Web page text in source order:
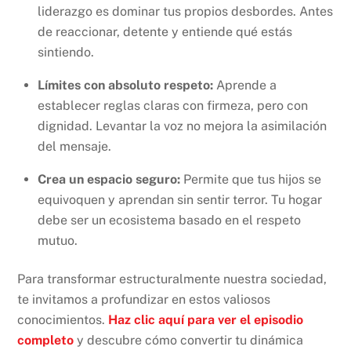
liderazgo es dominar tus propios desbordes. Antes
de reaccionar, detente y entiende qué estás
sintiendo.
Límites con absoluto respeto: Aprende a
establecer reglas claras con firmeza, pero con
dignidad. Levantar la voz no mejora la asimilación
del mensaje.
Crea un espacio seguro: Permite que tus hijos se
equivoquen y aprendan sin sentir terror. Tu hogar
debe ser un ecosistema basado en el respeto
mutuo.
Para transformar estructuralmente nuestra sociedad,
te invitamos a profundizar en estos valiosos
conocimientos. Haz clic aquí para ver el episodio
completo y descubre cómo convertir tu dinámica